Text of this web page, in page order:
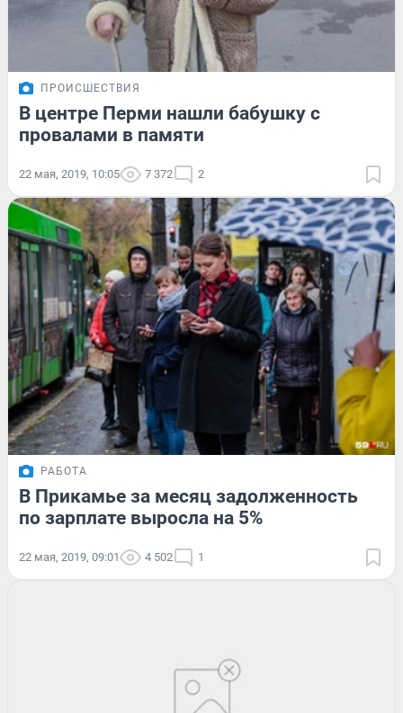
ПРОИСШЕСТВИЯ
В центре Перми нашли бабушку с
провалами в памяти
22 мая, 2019, 10:05 7 372 2
РАБОТА
В Прикамье за месяц задолженность
по зарплате выросла на 5%
22 мая, 2019, 09:01 4 502 1